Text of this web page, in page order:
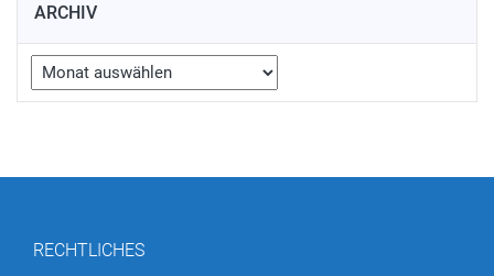
ARCHIV
Archiv
RECHTLICHES